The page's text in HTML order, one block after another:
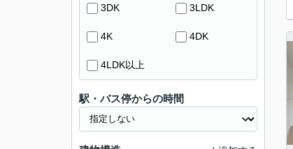
3DK 3LDK
4K 4DK
4LDK以上
駅・バス停からの時間